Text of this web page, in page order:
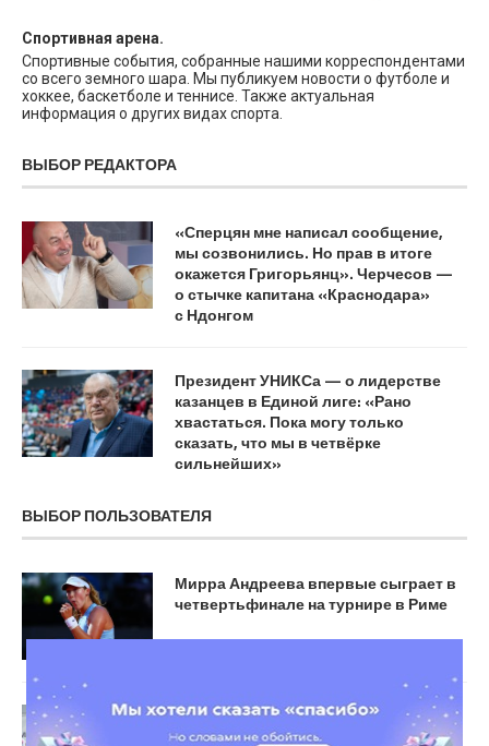
Спортивная арена.
Спортивные события, собранные нашими корреспондентами
со всего земного шара. Мы публикуем новости о футболе и
хоккее, баскетболе и теннисе. Также актуальная
информация о других видах спорта.
ВЫБОР РЕДАКТОРА
«Сперцян мне написал сообщение,
мы созвонились. Но прав в итоге
окажется Григорьянц». Черчесов —
о стычке капитана «Краснодара»
с Ндонгом
Президент УНИКСа — о лидерстве
казанцев в Единой лиге: «Рано
хвастаться. Пока могу только
сказать, что мы в четвёрке
сильнейших»
ВЫБОР ПОЛЬЗОВАТЕЛЯ
Мирра Андреева впервые сыграет в
четвертьфинале на турнире в Риме
«Торпедо», похоже, доигралось.
Задержанный полицией судья